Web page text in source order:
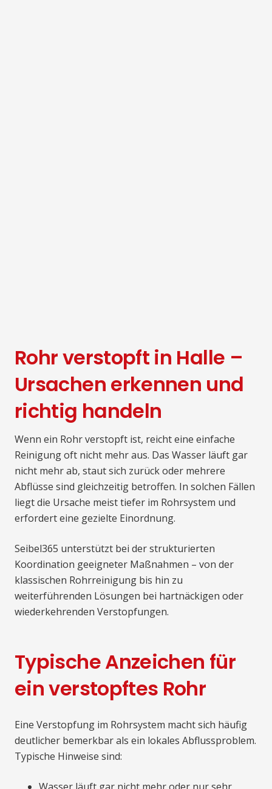
Rohr verstopft in Halle –
Ursachen erkennen und
richtig handeln
Wenn ein Rohr verstopft ist, reicht eine einfache
Reinigung oft nicht mehr aus. Das Wasser läuft gar
nicht mehr ab, staut sich zurück oder mehrere
Abflüsse sind gleichzeitig betroffen. In solchen Fällen
liegt die Ursache meist tiefer im Rohrsystem und
erfordert eine gezielte Einordnung.
Seibel365 unterstützt bei der strukturierten
Koordination geeigneter Maßnahmen – von der
klassischen Rohrreinigung bis hin zu
weiterführenden Lösungen bei hartnäckigen oder
wiederkehrenden Verstopfungen.
Typische Anzeichen für
ein verstopftes Rohr
Eine Verstopfung im Rohrsystem macht sich häufig
deutlicher bemerkbar als ein lokales Abflussproblem.
Typische Hinweise sind: